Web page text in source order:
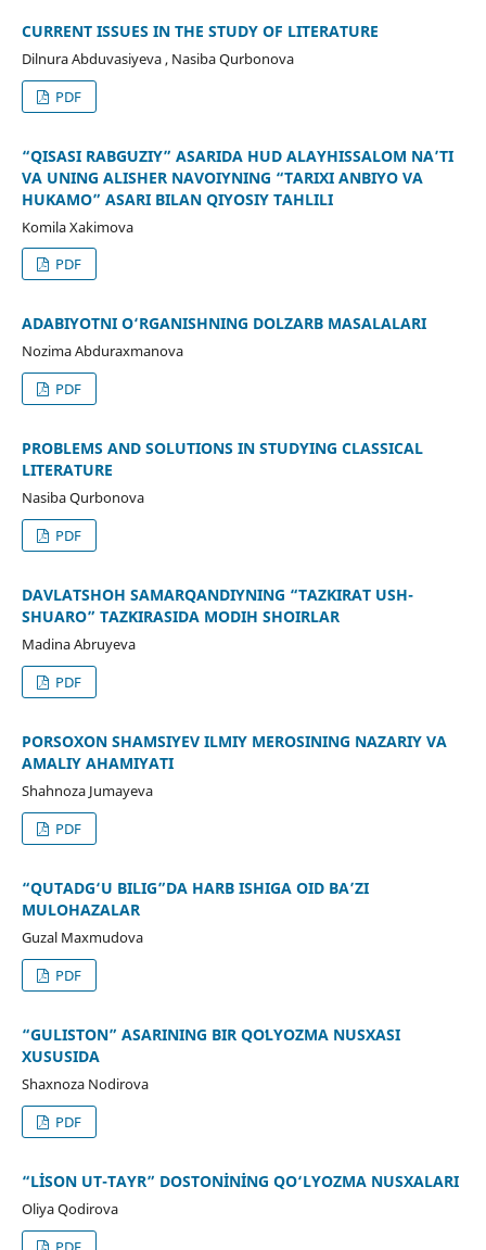
CURRENT ISSUES IN THE STUDY OF LITERATURE
Dilnura Abduvasiyeva , Nasiba Qurbonova
PDF
“QISASI RABGʻUZIY” ASARIDA HUD ALAYHISSALOM NA’TI
VA UNING ALISHER NAVOIYNING “TARIXI ANBIYO VA
HUKAMO” ASARI BILAN QIYOSIY TAHLILI
Komila Xakimova
PDF
ADABIYOTNI O‘RGANISHNING DOLZARB MASALALARI
Nozima Abduraxmanova
PDF
PROBLEMS AND SOLUTIONS IN STUDYING CLASSICAL
LITERATURE
Nasiba Qurbonova
PDF
DAVLATSHOH SAMARQANDIYNING “TAZKIRAT USH-
SHUARO” TAZKIRASIDA MODIH SHOIRLAR
Madina Abruyeva
PDF
PORSOXON SHAMSIYEV ILMIY MEROSINING NAZARIY VA
AMALIY AHAMIYATI
Shahnoza Jumayeva
PDF
“QUTADG‘U BILIG”DA HARB ISHIGA OID BA’ZI
MULOHAZALAR
Guzal Maxmudova
PDF
“GULISTON” ASARINING BIR QOʻLYOZMA NUSXASI
XUSUSIDA
Shaxnoza Nodirova
PDF
“LİSON UT-TAYR” DOSTONİNİNG QO‘LYOZMA NUSXALARI
Oliya Qodirova